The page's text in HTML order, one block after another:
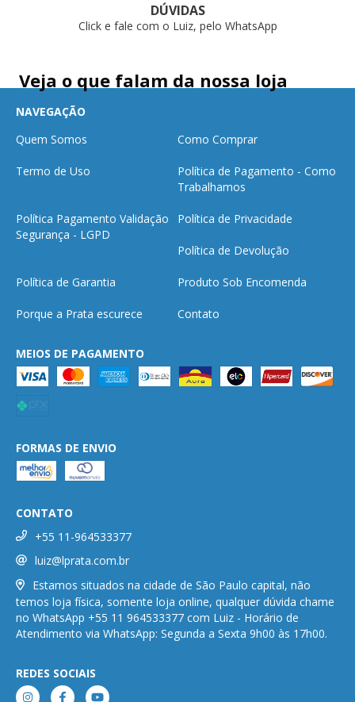
DÚVIDAS
Click e fale com o Luiz, pelo WhatsApp
Veja o que falam da nossa loja
NAVEGAÇÃO
Quem Somos
Como Comprar
Termo de Uso
Política de Pagamento - Como
Trabalhamos
Política Pagamento Validação
Segurança - LGPD
Política de Privacidade
Política de Devolução
Política de Garantia Produto Sob Encomenda
Porque a Prata escurece Contato
MEIOS DE PAGAMENTO
FORMAS DE ENVIO
CONTATO
+55 11-964533377
luiz@lprata.com.br
Estamos situados na cidade de São Paulo capital, não
temos loja física, somente loja online, qualquer dúvida chame
no WhatsApp +55 11 964533377 com Luiz - Horário de
Atendimento via WhatsApp: Segunda a Sexta 9h00 às 17h00.
REDES SOCIAIS